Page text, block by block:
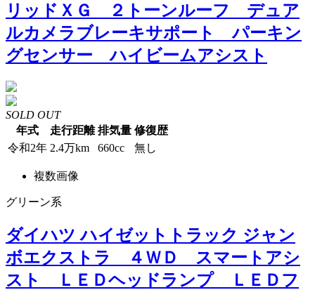
リッドＸＧ ２トーンルーフ デュア
ルカメラブレーキサポート パーキン
グセンサー ハイビームアシスト
SOLD OUT
年式
走行距離 排気量 修復歴
令和2年 2.4万km 660cc 無し
複数画像
グリーン系
ダイハツ ハイゼットトラック ジャン
ボエクストラ ４ＷＤ スマートアシ
スト ＬＥＤヘッドランプ ＬＥＤフ